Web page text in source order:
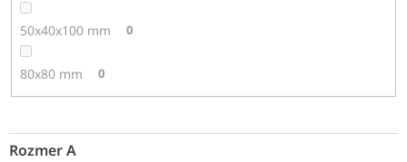
50x40x100 mm 0
80x80 mm 0
Rozmer A